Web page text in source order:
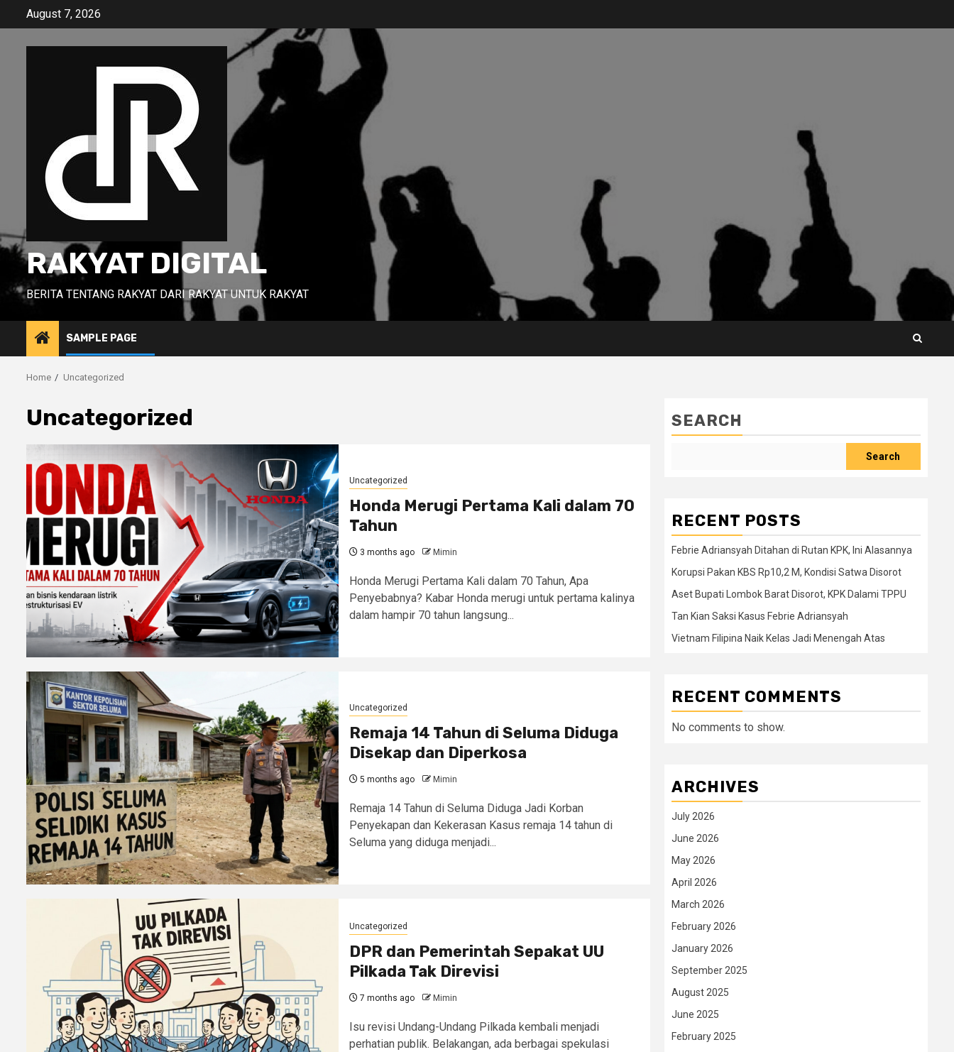
August 7, 2026
RAKYAT DIGITAL
BERITA TENTANG RAKYAT DARI RAKYAT UNTUK RAKYAT
SAMPLE PAGE
Home Uncategorized
Uncategorized
Uncategorized
Honda Merugi Pertama Kali dalam 70
Tahun
3 months ago Mimin
Honda Merugi Pertama Kali dalam 70 Tahun, Apa
Penyebabnya? Kabar Honda merugi untuk pertama kalinya
dalam hampir 70 tahun langsung...
Uncategorized
Remaja 14 Tahun di Seluma Diduga
Disekap dan Diperkosa
5 months ago Mimin
Remaja 14 Tahun di Seluma Diduga Jadi Korban
Penyekapan dan Kekerasan Kasus remaja 14 tahun di
Seluma yang diduga menjadi...
Uncategorized
DPR dan Pemerintah Sepakat UU
Pilkada Tak Direvisi
7 months ago Mimin
Isu revisi Undang-Undang Pilkada kembali menjadi
perhatian publik. Belakangan, ada berbagai spekulasi
SEARCH
Search
RECENT POSTS
Febrie Adriansyah Ditahan di Rutan KPK, Ini Alasannya
Korupsi Pakan KBS Rp10,2 M, Kondisi Satwa Disorot
Aset Bupati Lombok Barat Disorot, KPK Dalami TPPU
Tan Kian Saksi Kasus Febrie Adriansyah
Vietnam Filipina Naik Kelas Jadi Menengah Atas
RECENT COMMENTS
No comments to show.
ARCHIVES
July 2026
June 2026
May 2026
April 2026
March 2026
February 2026
January 2026
September 2025
August 2025
June 2025
February 2025